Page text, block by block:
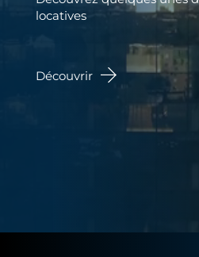
locatives
Découvrir